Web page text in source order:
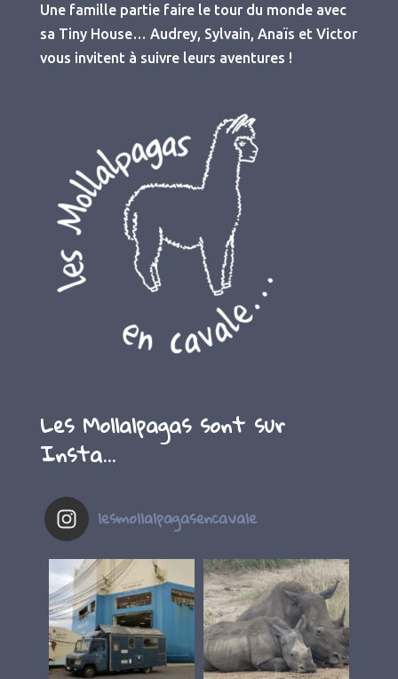
Une famille partie faire le tour du monde avec
sa Tiny House… Audrey, Sylvain, Anaïs et Victor
vous invitent à suivre leurs aventures !
Les Mollalpagas sont sur
Insta…
lesmollalpagasencavale